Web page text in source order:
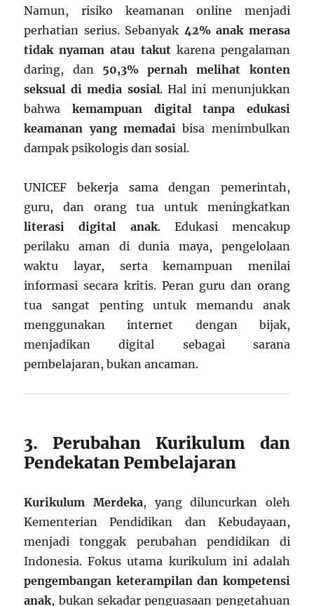
Namun, risiko keamanan online menjadi
perhatian serius. Sebanyak 42% anak merasa
tidak nyaman atau takutkarena pengalaman
daring, dan 50,3% pernah melihat konten
seksual di media sosial. Hal ini menunjukkan
bahwa kemampuan digital tanpa edukasi
keamanan yang memadai bisa menimbulkan
dampak psikologis dan sosial.
UNICEF bekerja sama dengan pemerintah,
guru, dan orang tua untuk meningkatkan
literasi digital anak. Edukasi mencakup
perilaku aman di dunia maya, pengelolaan
waktu layar, serta kemampuan menilai
informasi secara kritis. Peran guru dan orang
tua sangat penting untuk memandu anak
menggunakan internet dengan bijak,
menjadikan digital sebagai sarana
pembelajaran, bukan ancaman.
3. Perubahan Kurikulum dan
Pendekatan Pembelajaran
Kurikulum Merdeka, yang diluncurkan oleh
Kementerian Pendidikan dan Kebudayaan,
menjadi tonggak perubahan pendidikan di
Indonesia. Fokus utama kurikulum ini adalah
pengembangan keterampilan dan kompetensi
anak, bukan sekadar penguasaan pengetahuan